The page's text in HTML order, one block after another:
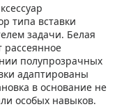
типа вставки
задачи. Белая
рассеянное
полупрозрачных
адаптированы
в основание не
особых навыков.